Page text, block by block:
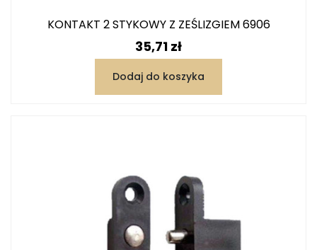
KONTAKT 2 STYKOWY Z ZEŚLIZGIEM 6906
Cena
35,71 zł
Dodaj do koszyka